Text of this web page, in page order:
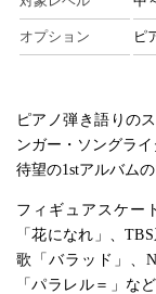
オプション ピ
ピアノ弾き語りの
ンガー・ソングライ
待望の1stアルバム
フィギュアスケー
「花になれ」、
歌「バラッド」、
「パラレル＝」な